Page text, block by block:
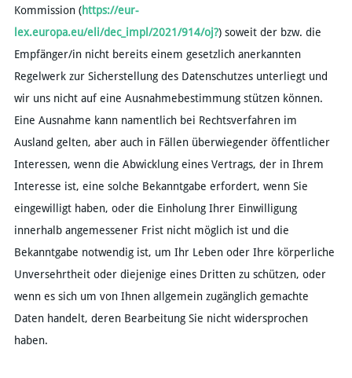
Kommission (https://eur-
lex.europa.eu/eli/dec_impl/2021/914/oj?) soweit der bzw. die
Empfänger/in nicht bereits einem gesetzlich anerkannten
Regelwerk zur Sicherstellung des Datenschutzes unterliegt und
wir uns nicht auf eine Ausnahmebestimmung stützen können.
Eine Ausnahme kann namentlich bei Rechtsverfahren im
Ausland gelten, aber auch in Fällen überwiegender öffentlicher
Interessen, wenn die Abwicklung eines Vertrags, der in Ihrem
Interesse ist, eine solche Bekanntgabe erfordert, wenn Sie
eingewilligt haben, oder die Einholung Ihrer Einwilligung
innerhalb angemessener Frist nicht möglich ist und die
Bekanntgabe notwendig ist, um Ihr Leben oder Ihre körperliche
Unversehrtheit oder diejenige eines Dritten zu schützen, oder
wenn es sich um von Ihnen allgemein zugänglich gemachte
Daten handelt, deren Bearbeitung Sie nicht widersprochen
haben.